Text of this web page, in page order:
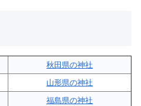
秋田県の神社
山形県の神社
福島県の神社